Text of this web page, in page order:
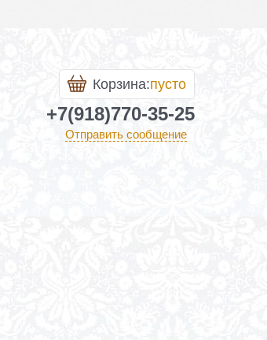
Корзина:пусто
+7(918)770-35-25
Отправить сообщение